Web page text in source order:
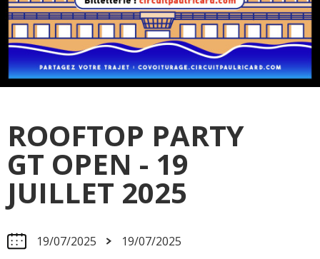
ROOFTOP PARTY
GT OPEN - 19
JUILLET 2025
19/07/2025 19/07/2025